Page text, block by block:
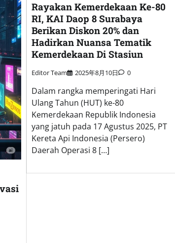
Rayakan Kemerdekaan Ke-80
RI, KAI Daop 8 Surabaya
Berikan Diskon 20% dan
Hadirkan Nuansa Tematik
Kemerdekaan Di Stasiun
Editor Team 2025年8月10日 0
Dalam rangka memperingati Hari
Ulang Tahun (HUT) ke-80
Kemerdekaan Republik Indonesia
yang jatuh pada 17 Agustus 2025, PT
Kereta Api Indonesia (Persero)
Daerah Operasi 8 […]